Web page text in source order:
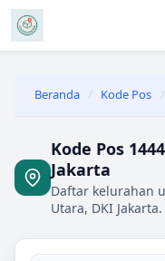
Beranda / Kode Pos /
Kode Pos
Jakarta
Daftar kelurahan
Utara, DKI Jakarta.